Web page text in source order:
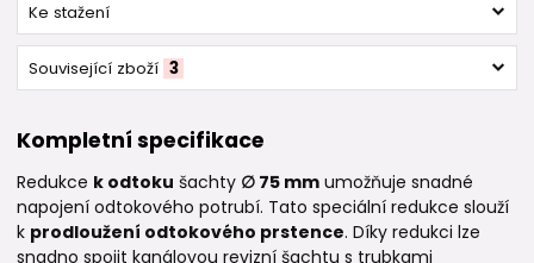
Ke stažení
Související zboží 3
Kompletní specifikace
Redukce k odtoku šachty ∅ 75 mm umožňuje snadné
napojení odtokového potrubí. Tato speciální redukce slouží
k prodloužení odtokového prstence. Díky redukci lze
snadno spojit kanálovou revizní šachtu s trubkami